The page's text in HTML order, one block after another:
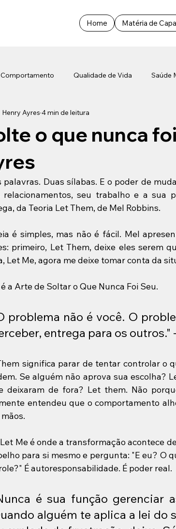
Home Matéria de Capa
Comportamento Qualidade de Vida Saúde
Saúde Estética Capa
o que nunca
Henry Ayres 4 min de leitura
palavras. Duas sílabas. E o poder de
relacionamentos, seu trabalho e a sua
da Teoria Let Them, de Mel Robbins.
é simples, mas não é fácil. Mel
primeiro, Let Them, deixe eles serem
Let Me, agora me deixe tomar conta da
é a Arte de Soltar o Que Nunca Foi Seu.
problema não é você. O
entrega para os outros."
significa parar de tentar controlar o
Se alguém não aprova sua escolha?
deixaram de fora? Let them. Não
entendeu que o comportamento
Me é onde a transformação acontece
para si mesmo e pergunta: "E eu? O
É autoresponsabilidade. É poder real.
é sua função gerenciar
alguém te aplica a lei do